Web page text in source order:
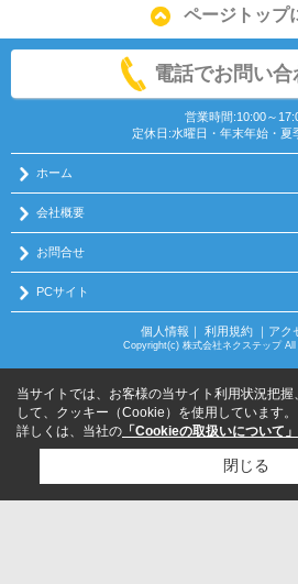
ページトップ
電話でお問い合
営業時間:10:00～
定休日:水曜日・年末年始・夏
ホーム
会社概要
お問合せ
PCサイト
個人情報 ｜ 利用規約｜ アク
Copyright(c) 株式会社ネクステップ
当サイトでは、お客様の当サイト利用状況把
して、クッキー（Cookie）を使用しています。
詳しくは、当社の 「Cookieの取扱いについて」
閉じる